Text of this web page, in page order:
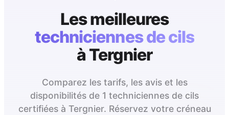
Les meilleures
techniciennes de cils
àTergnier
Comparez les tarifs, les avis et les
disponibilités de 1 techniciennes de cils
certifiées à Tergnier. Réservez votre créneau